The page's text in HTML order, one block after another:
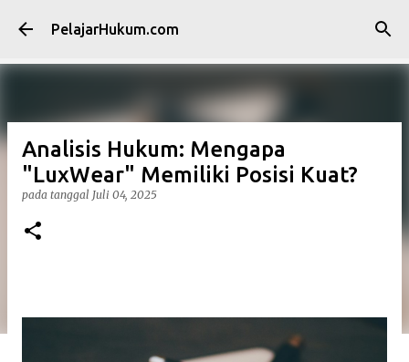
PelajarHukum.com
Analisis Hukum: Mengapa
"LuxWear" Memiliki Posisi Kuat?
pada tanggal Juli 04, 2025